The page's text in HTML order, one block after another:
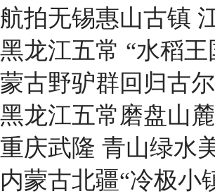
航拍无锡惠山古镇
黑龙江五常 “水稻
蒙古野驴群回归古
黑龙江五常磨盘山
重庆武隆 青山绿水
内蒙古北疆“冷极小